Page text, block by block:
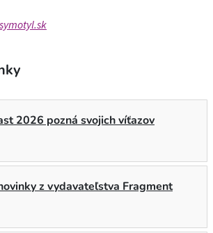
2026 pozná svojich víťazov
z vydavateľstva Fragment